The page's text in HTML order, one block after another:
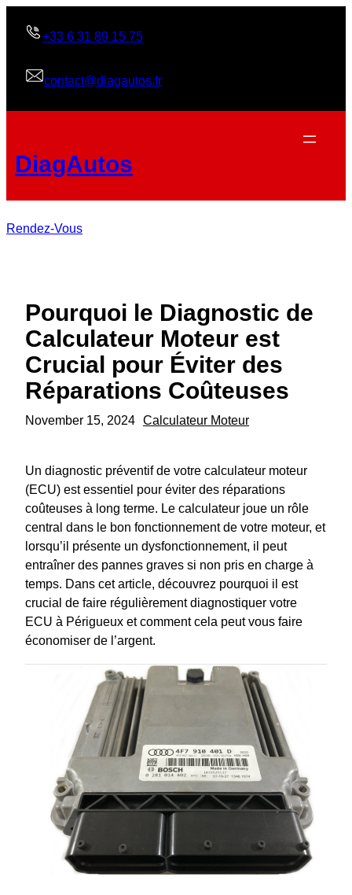
+33 6 31 89 15 75
contact@diagautos.fr
DiagAutos
Rendez-Vous
Pourquoi le Diagnostic de
Calculateur Moteur est
Crucial pour Éviter des
Réparations Coûteuses
November 15, 2024 Calculateur Moteur
Un diagnostic préventif de votre calculateur moteur
(ECU) est essentiel pour éviter des réparations
coûteuses à long terme. Le calculateur joue un rôle
central dans le bon fonctionnement de votre moteur, et
lorsqu’il présente un dysfonctionnement, il peut
entraîner des pannes graves si non pris en charge à
temps. Dans cet article, découvrez pourquoi il est
crucial de faire régulièrement diagnostiquer votre
ECU à Périgueux et comment cela peut vous faire
économiser de l’argent.